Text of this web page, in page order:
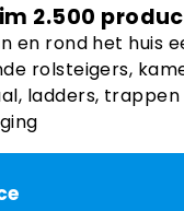
2.500
en rond het huis
rolsteigers,
ladders, trappen